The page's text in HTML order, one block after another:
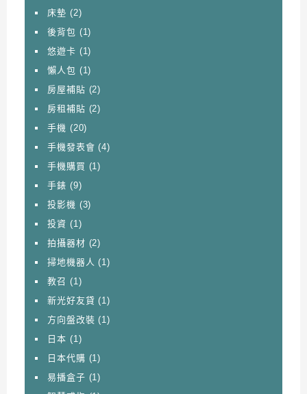
床墊 (2)
後背包 (1)
悠遊卡 (1)
懶人包 (1)
房屋補貼 (2)
房租補貼 (2)
手機 (20)
手機發表會 (4)
手機購買 (1)
手錶 (9)
投影機 (3)
投資 (1)
拍攝器材 (2)
掃地機器人 (1)
教召 (1)
新光好友貸 (1)
方向盤改裝 (1)
日本 (1)
日本代購 (1)
易播盒子 (1)